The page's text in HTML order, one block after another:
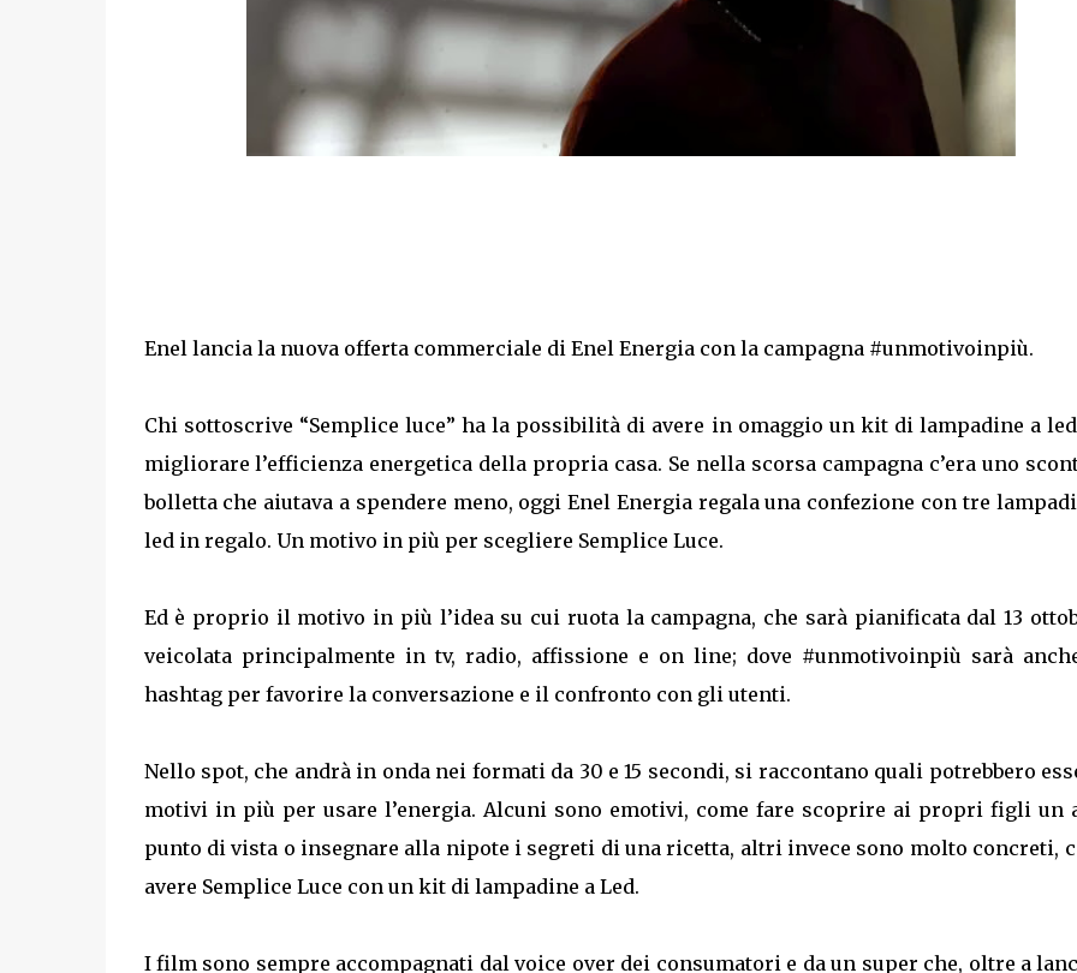
Enel lancia la nuova offerta commerciale di Enel Energia con la campagna #unmotivoinpiù.
Chi sottoscrive “Semplice luce” ha la possibilità di avere in omaggio un kit di lampadine a
migliorare l’efficienza energetica della propria casa. Se nella scorsa campagna c’era uno
bolletta che aiutava a spendere meno, oggi Enel Energia regala una confezione con tre
led in regalo. Un motivo in più per scegliere Semplice Luce.
Ed è proprio il motivo in più l’idea su cui ruota la campagna, che sarà pianificata dal 13
veicolata principalmente in tv, radio, affissione e on line; dove #unmotivoinpiù sarà
hashtag per favorire la conversazione e il confronto con gli utenti.
Nello spot, che andrà in onda nei formati da 30 e 15 secondi, si raccontano quali potrebbero
motivi in più per usare l’energia. Alcuni sono emotivi, come fare scoprire ai propri figli un
punto di vista o insegnare alla nipote i segreti di una ricetta, altri invece sono molto concreti,
avere Semplice Luce con un kit di lampadine a Led.
I film sono sempre accompagnati dal voice over dei consumatori e da un super che, oltre a